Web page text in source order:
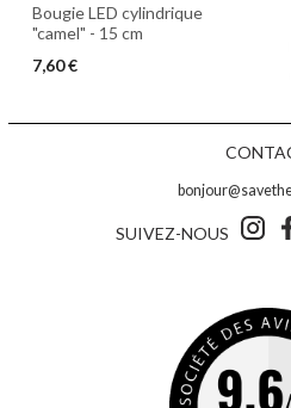
Bougie LED cylindrique
"camel" - 15 cm
7,60 €
SUIVEZ-NOUS